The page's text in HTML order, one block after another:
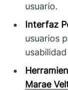
usuario.
Interfaz
usuarios
Marae